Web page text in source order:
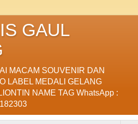
GAUL
MACAM SOUVENIR DAN
LABEL MEDALI GELANG
NAME TAG WhatsApp :